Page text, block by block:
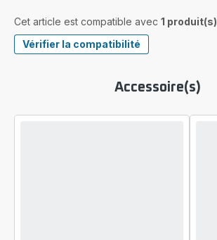
Cet article est compatible avec 1 produit(s)
Vérifier la compatibilité
Accessoire(s)